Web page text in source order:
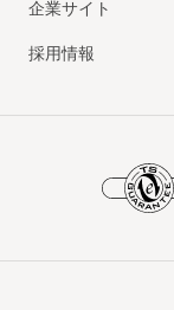
企業サイト
採用情報